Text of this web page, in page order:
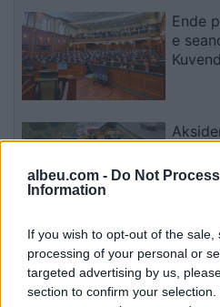
albeu.com - Do Not
Information
If you wish to opt-out of the
processing of your personal or
targeted advertising by us,
section to confirm your
Ende
e
t’u